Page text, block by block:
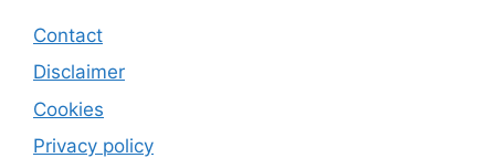
Contact
Disclaimer
Cookies
Privacy policy